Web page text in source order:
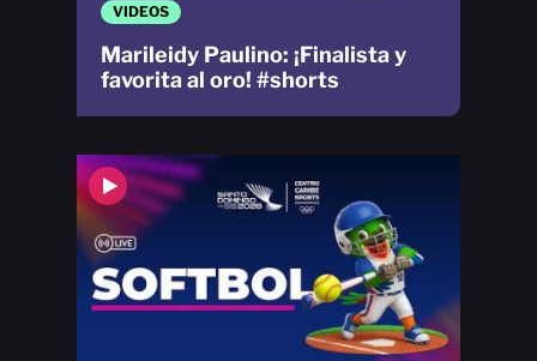
VIDEOS
Marileidy Paulino: ¡Finalista y
favorita al oro! #shorts